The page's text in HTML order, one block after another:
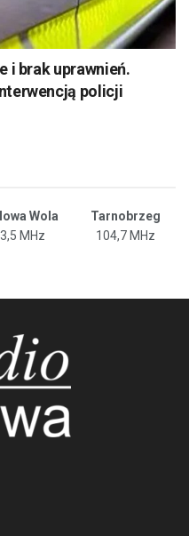
i brak uprawnień.
policji
Wola
Tarnobrzeg
MHz 104,7 MHz